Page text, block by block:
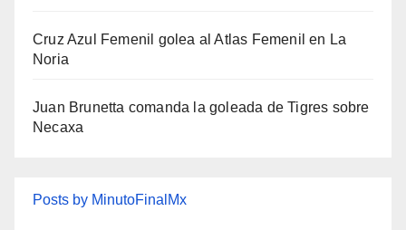
Cruz Azul Femenil golea al Atlas Femenil en La
Noria
Juan Brunetta comanda la goleada de Tigres sobre
Necaxa
Posts by MinutoFinalMx